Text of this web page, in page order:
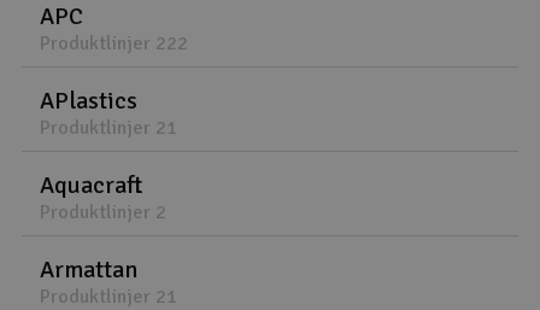
APC
Produktlinjer 222
APlastics
Produktlinjer 21
Aquacraft
Produktlinjer 2
Armattan
Produktlinjer 21